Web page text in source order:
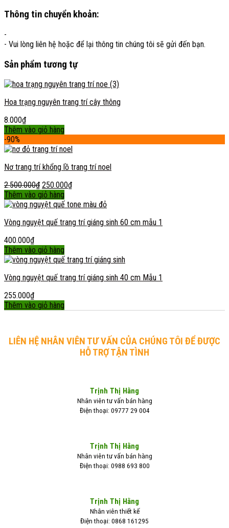
Thông tin chuyển khoản:
-
- Vui lòng liên hệ hoặc để lại thông tin chúng tôi sẽ gửi đến bạn.
Sản phẩm tương tự
Hoa trạng nguyên trang trí cây thông
8.000₫
Thêm vào giỏ hàng
-90%
Nơ trang trí khổng lồ trang trí noel
2.500.000₫ 250.000₫
Thêm vào giỏ hàng
Vòng nguyệt quế trang trí giáng sinh 60 cm mẫu 1
400.000₫
Thêm vào giỏ hàng
Vòng nguyệt quế trang trí giáng sinh 40 cm Mẫu 1
255.000₫
Thêm vào giỏ hàng
LIÊN HỆ NHÂN VIÊN TƯ VẤN CỦA CHÚNG TÔI ĐỂ ĐƯỢC
HỖ TRỢ TẬN TÌNH
Trịnh Thị Hằng
Nhân viên tư vấn bán hàng
Điện thoại: 09777 29 004
Trịnh Thị Hằng
Nhân viên tư vấn bán hàng
Điện thoại: 0988 693 800
Trịnh Thị Hằng
Nhân viên thiết kế
Điện thoại: 0868 161295